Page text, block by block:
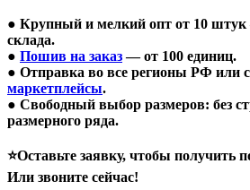
● Крупный и мелкий опт от 10 штук
склада.
● Пошив на заказ— от 100 единиц.
● Отправка во все регионы РФ или
маркетплейсы.
● Свободный выбор размеров: без
размерного ряда.
⭐Оставьте заявку, чтобы получить
Или звоните сейчас!